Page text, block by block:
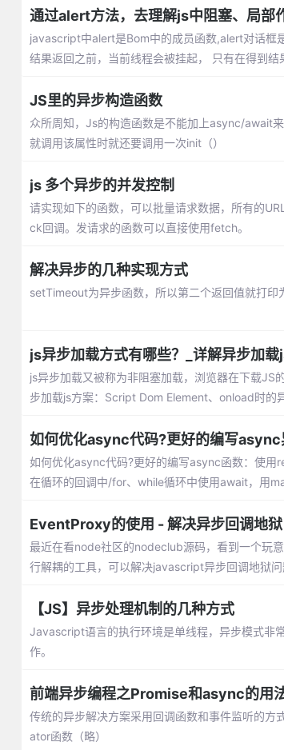
通过alert方法，去理解js中阻塞、局部
javascript中alert是Bom中的成员函数,alert对话框
结果返回之前，当前线程会被挂起， 只有在得到结
JS里的异步构造函数
众所周知，Js的构造函数是不能加上async/await
就调用该属性时就还要调用一次init（）
js 多个异步的并发控制
请实现如下的函数，可以批量请求数据，所有的
ck回调。发请求的函数可以直接使用fetch。
解决异步的几种实现方式
setTimeout为异步函数，所以第二个返回值就打
js异步加载方式有哪些？_详解异步加
js异步加载又被称为非阻塞加载，浏览器在下载JS
步加载js方案：Script Dom Element、onload时
如何优化async代码?更好的编写async
如何优化async代码?更好的编写async函数：使
在循环的回调中/for、while循环中使用await，用
EventProxy的使用 - 解决异步回调地狱
最近在看node社区的nodeclub源码，看到一个玩
行解耦的工具，可以解决javascript异步回调地狱
【JS】异步处理机制的几种方式
Javascript语言的执行环境是单线程，异步模式非
作。
前端异步编程之Promise和async的用
传统的异步解决方案采用回调函数和事件监听的
ator函数（略）